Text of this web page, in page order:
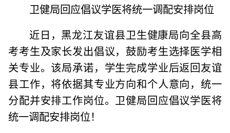
卫健局回应倡议学医将统一调配安排岗位
近日，黑龙江友谊县卫生健康局向全县高
考考生及家长发出倡议，鼓励考生选择医学相
关专业。该局承诺，学生完成学业后返回友谊
县工作，将依据其专业方向和个人意向，统一
分配并安排工作岗位。卫健局回应倡议学医将
统一调配安排岗位！